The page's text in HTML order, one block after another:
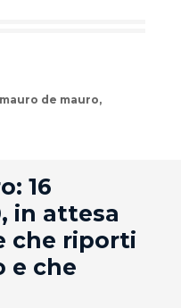
mauro de mauro,
16
in attesa
che riporti
e che